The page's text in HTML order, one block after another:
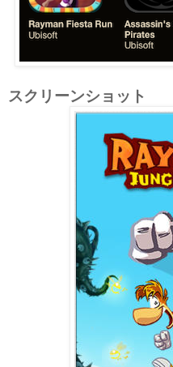
スクリーンショット